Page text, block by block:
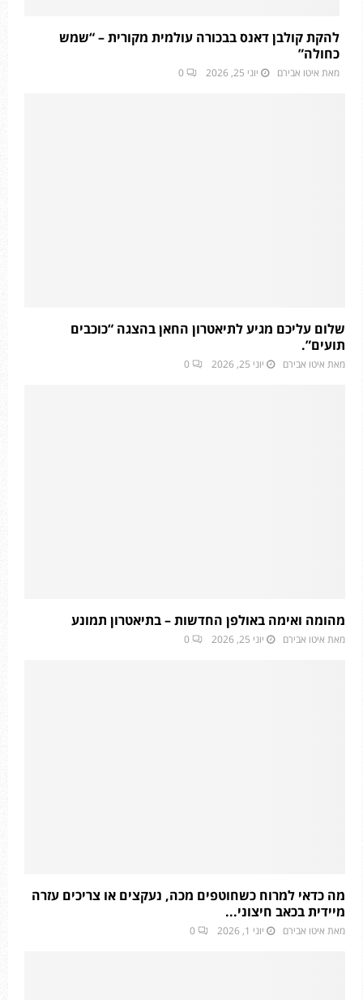
להקת קולבן דאנס בבכורה עולמית מקורית – “שמש
כחולה”
מאת איטו אבירם יוני 25, 2026 0
שלום עליכם מגיע לתיאטרון החאן בהצגה “כוכבים
תועים”.
מאת איטו אבירם יוני 25, 2026 0
מהומה ואימה באולפן החדשות – בתיאטרון תמונע
מאת איטו אבירם יוני 25, 2026 0
מה כדאי למרוח כשחוטפים מכה, נעקצים או צריכים עזרה
מיידית בכאב חיצוני...
מאת איטו אבירם יוני 1, 2026 0